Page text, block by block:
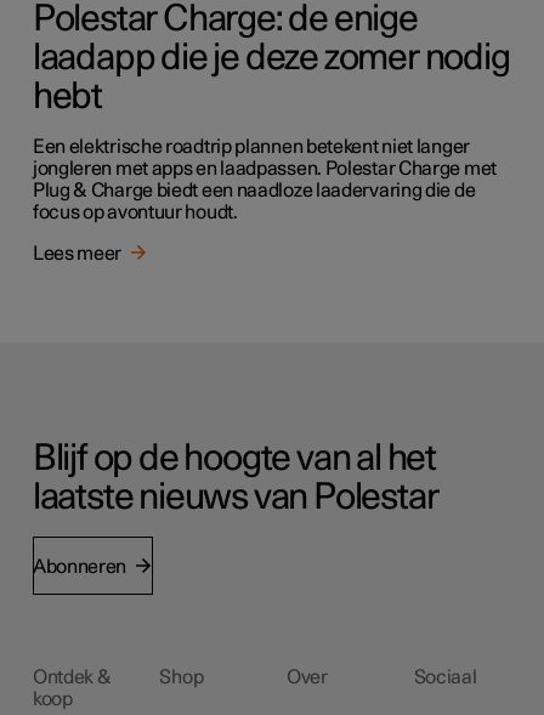
Polestar Charge: de enige
laadapp die je deze zomer nodig
hebt
Een elektrische roadtrip plannen betekent niet langer
jongleren met apps en laadpassen. Polestar Charge met
Plug & Charge biedt een naadloze laadervaring die de
focus op avontuur houdt.
Lees meer
Blijf op de hoogte van al het
laatste nieuws van Polestar
Abonneren
Ontdek &
koop
Shop Over Sociaal